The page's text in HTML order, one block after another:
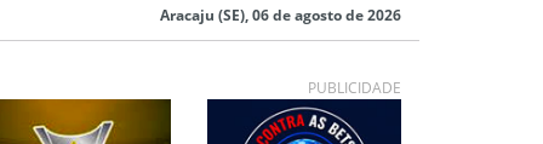
Aracaju (SE), 06 de agosto de 2026
PUBLICIDADE